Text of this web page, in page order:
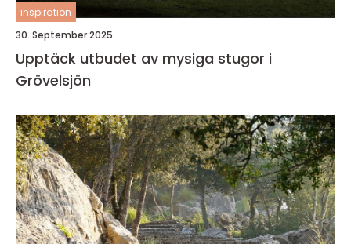
inspiration
30. September 2025
Upptäck utbudet av mysiga stugor i
Grövelsjön